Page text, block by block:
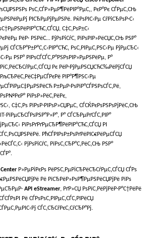
РѕС‚СЃР»РµР¶РёРІР°РµС‚, РєР°Рє СЃРµС‚СЊ
РІСЂРµРјРµРЅРё. РќРѕРІС‹Рµ СѓРіСЂРѕР·С‹
С‡С‚РѕР±С‹
РёР· РЅРёС… РјРѕРіСѓС‚ РїРѕРІР»РёСЏС‚СЊ РЅР°
СЃСЂР°Р±Р°С‚С‹РІР°СЋС‚ РѕС‚РІРµС‚РЅС‹Рµ РјРµСЂС‹
РЅР° РІРѕСЃСЃС‚Р°РЅРѕРІР»РµРЅРёРµ, Р°
Рє РёР·РјРµРЅСЏСЋС‰РёРјСЃСЏ
РљСЂРёС‚РёС‡РµСЃРєРё РІР°Р¶РЅС‹Рµ
Р±РµР·РѕРїР°СЃРЅРѕСЃС‚Рё,
РїРѕР»РёС‚РёРє,
С‡С‚Рѕ РїРѕР·РІРѕР»СЏРµС‚ СЃСЌРєРѕРЅРѕРјРёС‚СЊ
РїРµСЂСЃРѕРЅР°Р»Р°, Р° СЃСЂРµРґСЃС‚РІР°
РїРѕРґРґРµСЂР¶РёРІР°СЋС‚СЃСЏ РІ
РћСЃРІРѕР±РѕРґРёРІС€РёРµСЃСЏ
РјРѕРіСѓС‚ РїРѕС‚СЂР°С‚РёС‚СЊ РЅР°
Р»РµРіРєРѕ РёРЅС‚РµРіСЂРёСЂСѓРµС‚СЃСЏ СЃРѕ
Рё РїСЂРёР»РѕР¶РµРЅРёСЏРјРё РїРѕ
API eStreamer, РґР»СЏ РѕРїС‚РёРјРёР·Р°С†РёРё
Рё СЃРѕРѕС‚РІРµС‚СЃС‚РІРёСЏ
СЃС‚СЂСѓРєС‚СѓСЂР°Рј.